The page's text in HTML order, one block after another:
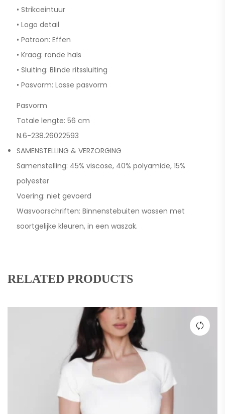
• Strikceintuur
• Logo detail
• Patroon: Effen
• Kraag: ronde hals
• Sluiting: Blinde ritssluiting
• Pasvorm: Losse pasvorm
Pasvorm
Totale lengte: 56 cm
N.6-238.26022593
SAMENSTELLING & VERZORGING
Samenstelling: 45% viscose, 40% polyamide, 15%
polyester
Voering: niet gevoerd
Wasvoorschriften: Binnenstebuiten wassen met
soortgelijke kleuren, in een waszak.
RELATED PRODUCTS